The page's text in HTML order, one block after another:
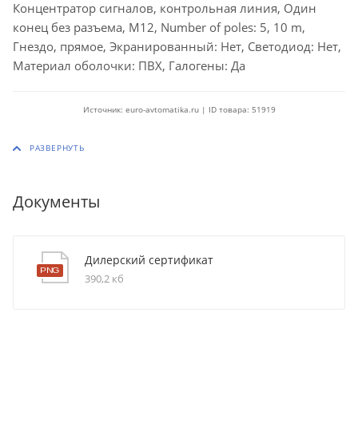
Концентратор сигналов, контрольная линия, Один
конец без разъема, M12, Number of poles: 5, 10 m,
Гнездо, прямое, Экранированный: Нет, Светодиод: Нет,
Материал оболочки: ПВХ, Галогены: Да
Источник: euro-avtomatika.ru | ID товара: 51919
Документы
Дилерский сертификат
390,2 кб